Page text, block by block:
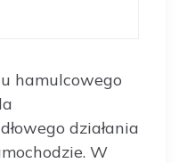
hamulcowego
działania
W